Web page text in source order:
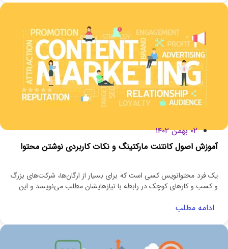
۰۲ بهمن ۱۴۰۲
آموزش اصول کانتنت مارکتینگ و نکات کاربردی نوشتن محتوا
یک فرد محتوانویس کسی است که برای بسیار از ارگان‌ها، شرکت‌های بزرگ
و کسب‌ و کارهای کوچک در رابطه‌ با نیازهایشان مطلب می‌نویسد و این
ادامه مطلب